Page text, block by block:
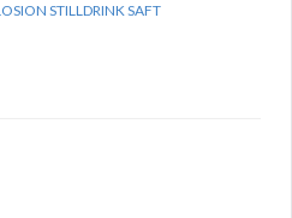
STILLDRINK SAFT